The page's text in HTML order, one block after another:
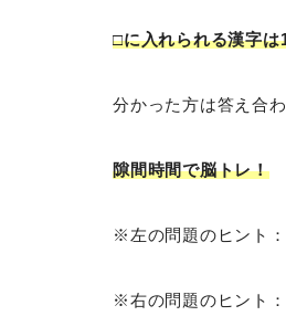
□に入れられる漢字は
分かった方は答え合
隙間時間で脳トレ！
※左の問題のヒント
※右の問題のヒント